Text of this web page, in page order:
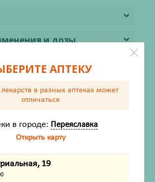
и дозы
АПТЕКУ
в разных аптеках может
отличаться
в городе: Переяславка
Открыть карту
19